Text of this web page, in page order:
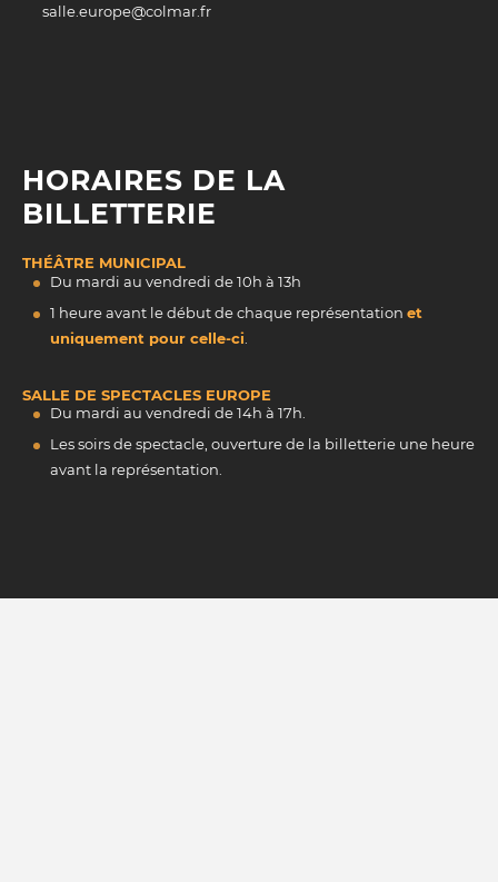
salle.europe@colmar.fr
HORAIRES DE LA
BILLETTERIE
THÉÂTRE MUNICIPAL
Du mardi au vendredi de 10h à 13h
1 heure avant le début de chaque représentation et
uniquement pour celle-ci
SALLE DE SPECTACLES EUROPE
Du mardi au vendredi de 14h à 17h.
Les soirs de spectacle, ouverture de la billetterie une heure
avant la représentation.